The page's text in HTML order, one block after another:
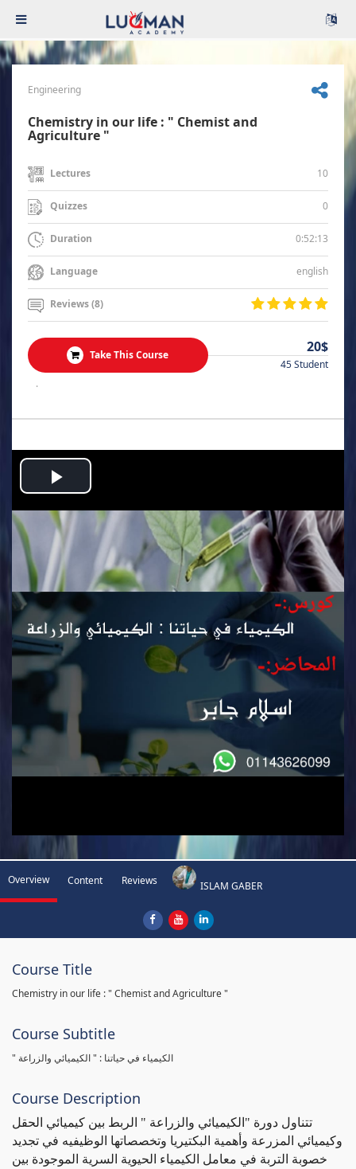
Engineering
Chemistry in our life : " Chemist and
Agriculture "
Lectures 10
Quizzes 0
Duration 0:52:13
Language english
Reviews (8)
Take This Course 20$
45 Student
.
Play
Video
Overview Content Reviews ISLAM GABER
Course Title
Chemistry in our life : " Chemist and Agriculture "
Course Subtitle
" الكيمياء في حياتنا : " الكيميائي والزراعة
Course Description
تتناول دورة "الكيميائي والزراعة " الربط بين كيميائي الحقل
وكيميائي المزرعة وأهمية البكتيريا وتخصصاتها الوظيفيه في تجديد
خصوبة التربة في معامل الكيمياء الحيوية السرية الموجودة بين